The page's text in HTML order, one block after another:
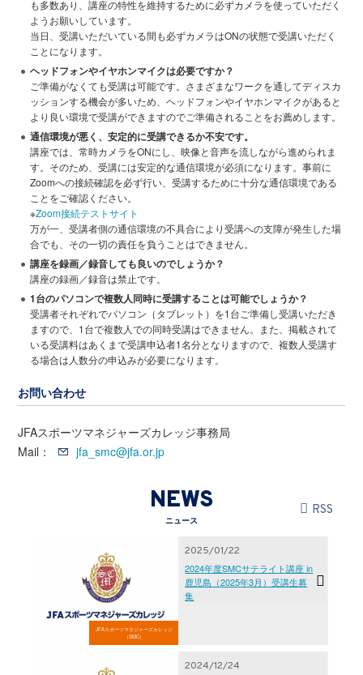
も多数あり、講座の特性を維持するために必ずカメラを使っていただく
ようお願いしています。
当日、受講いただいている間も必ずカメラはONの状態で受講いただく
ことになります。
ヘッドフォンやイヤホンマイクは必要ですか？
ご準備がなくても受講は可能です。さまざまなワークを通してディスカ
ッションする機会が多いため、ヘッドフォンやイヤホンマイクがあると
より良い環境で受講ができますのでご準備されることをお薦めします。
通信環境が悪く、安定的に受講できるか不安です。
講座では、常時カメラをONにし、映像と音声を流しながら進められま
す。そのため、受講には安定的な通信環境が必須になります。事前に
Zoomへの接続確認を必ず行い、受講するために十分な通信環境である
ことをご確認ください。
※Zoom接続テストサイト
万が一、受講者側の通信環境の不具合により受講への支障が発生した場
合でも、その一切の責任を負うことはできません。
講座を録画／録音しても良いのでしょうか？
講座の録画／録音は禁止です。
1台のパソコンで複数人同時に受講することは可能でしょうか？
受講者それぞれでパソコン（タブレット）を1台ご準備し受講いただき
ますので、1台で複数人での同時受講はできません。また、掲載されて
いる受講料はあくまで受講申込者1名分となりますので、複数人受講す
る場合は人数分の申込みが必要になります。
お問い合わせ
JFAスポーツマネジャーズカレッジ事務局
Mail：
jfa_smc@jfa.or.jp
NEWS
ニュース
RSS
JFAスポーツマネジャーズカレッジ
（SMC）
2025/01/22
2024年度SMCサテライト講座 in
鹿児島（2025年3月）受講生募
集
2024/12/24